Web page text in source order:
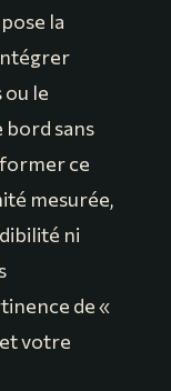
la
le
sans
ce
mesurée,
ni
de «
votre